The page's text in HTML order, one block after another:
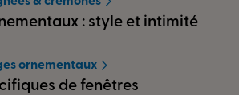
: style et intimité
ornementaux
de fenêtres